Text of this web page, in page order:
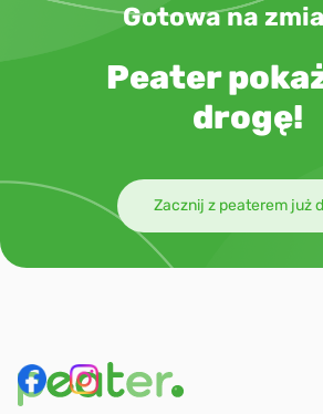
Gotowa na
Peater
drogę!
Zacznij z peaterem już